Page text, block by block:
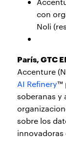
con
Noli
París, GTC
Accenture
AI Refinery™
soberanas y
sobre los
innovadoras